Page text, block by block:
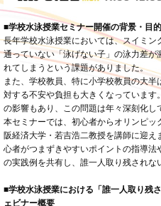
■学校水泳授業セミナー開催の背景・目的
長年学校水泳授業においては、スイミン
通っていない「泳げない子」の泳力差
れてしまうという課題がありました。
また、学校教員、特に小学校教員の大
対する不安や負担も大きくなっていま
の影響もあり、この問題は年々深刻化し
本セミナーでは、初心者からオリンピ
阪経済大学・若吉浩二教授を講師に迎
心者がつまずきやすいポイントの指導
の実践例を共有し、誰一人取り残されな
■学校水泳授業における「誰一人取り残
ェビナー概要